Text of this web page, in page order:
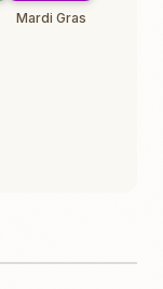
Mardi Gras